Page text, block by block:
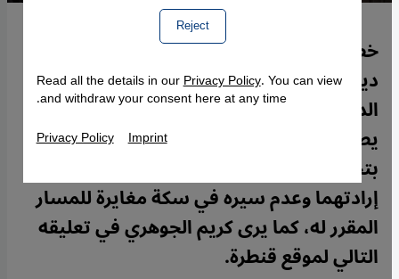
خطة سير قطار مصر السياسي إلى "تحول
ديمقراطي" أصبحت على ورق مسودة
الدستور الجديد، لكن الجيش والشرطة
يصطفان على جانبي محطة القطار ويتحكمان
بتحويلات مساره لضمان عدم تحركه ضد
إرادتهما وعدم سيره في سكة مغايرة للمسار
المقرر له، كما يرى كريم الجوهري في تعليقه
التالي لموقع قنطرة.
Reject
Read all the details in ourPrivacy Policy. You can view
and withdraw your consent here at any time.
Privacy Policy Imprint